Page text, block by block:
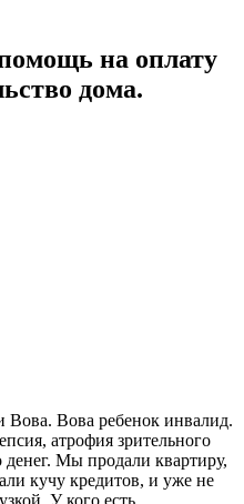
на оплату
дома.
Вова. Вова ребенок инвалид.
атрофия зрительного
Мы продали квартиру,
кучу кредитов, и уже не
У кого есть